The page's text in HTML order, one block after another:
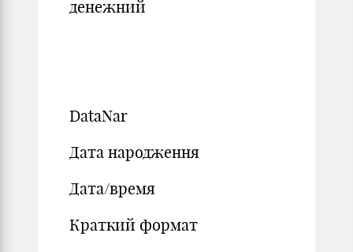
денежний
DataNar
Дата народження
Дата/время
Краткий формат